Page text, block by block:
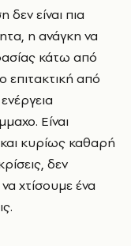
η ανάγκη να
κάτω από
επιτακτική από
Είναι
κυρίως καθαρή
δεν
χτίσουμε ένα